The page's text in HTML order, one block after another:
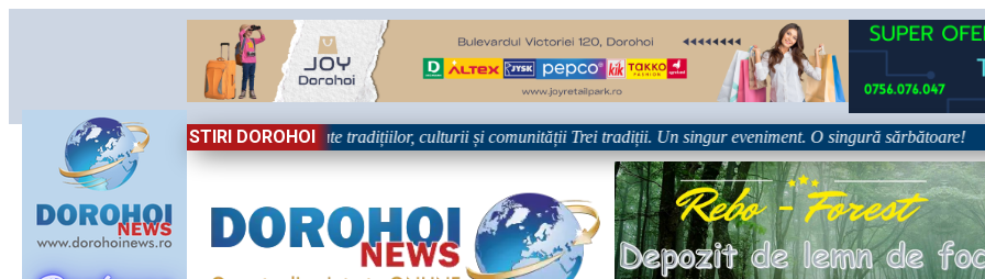
STIRI DOROHOI
în Sărbătoare!” – trei zile dedicate tradițiilor, culturii și comunității Trei tradiții. Un singur eveniment. O singură sărbătoare! •